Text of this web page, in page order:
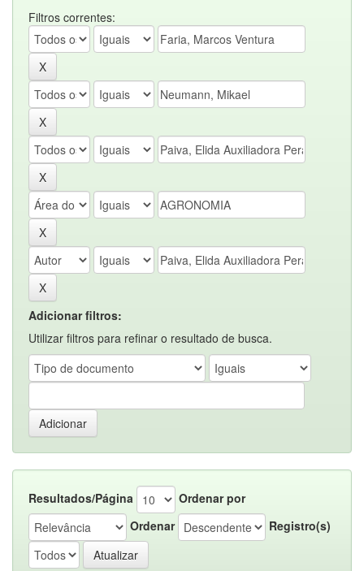
Filtros correntes:
Adicionar filtros:
Utilizar filtros para refinar o resultado de busca.
Resultados/Página
Ordenar por
Ordenar
Registro(s)